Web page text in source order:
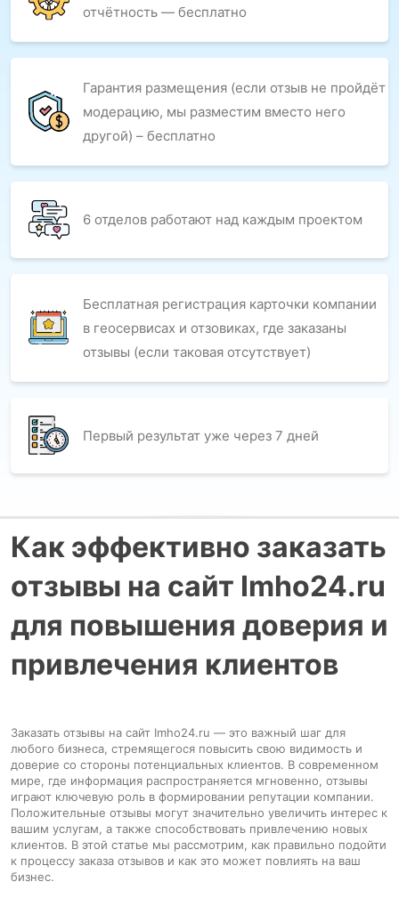
отчётность — бесплатно
Гарантия размещения (если отзыв не пройдёт
модерацию, мы разместим вместо него
другой) – бесплатно
6 отделов работают над каждым проектом
Бесплатная регистрация карточки компании
в геосервисах и отзовиках, где заказаны
отзывы (если таковая отсутствует)
Первый результат уже через 7 дней
Как эффективно заказать
отзывы на сайт Imho24.ru
для повышения доверия и
привлечения клиентов
Заказать отзывы на сайт Imho24.ru — это важный шаг для
любого бизнеса, стремящегося повысить свою видимость и
доверие со стороны потенциальных клиентов. В современном
мире, где информация распространяется мгновенно, отзывы
играют ключевую роль в формировании репутации компании.
Положительные отзывы могут значительно увеличить интерес к
вашим услугам, а также способствовать привлечению новых
клиентов. В этой статье мы рассмотрим, как правильно подойти
к процессу заказа отзывов и как это может повлиять на ваш
бизнес.